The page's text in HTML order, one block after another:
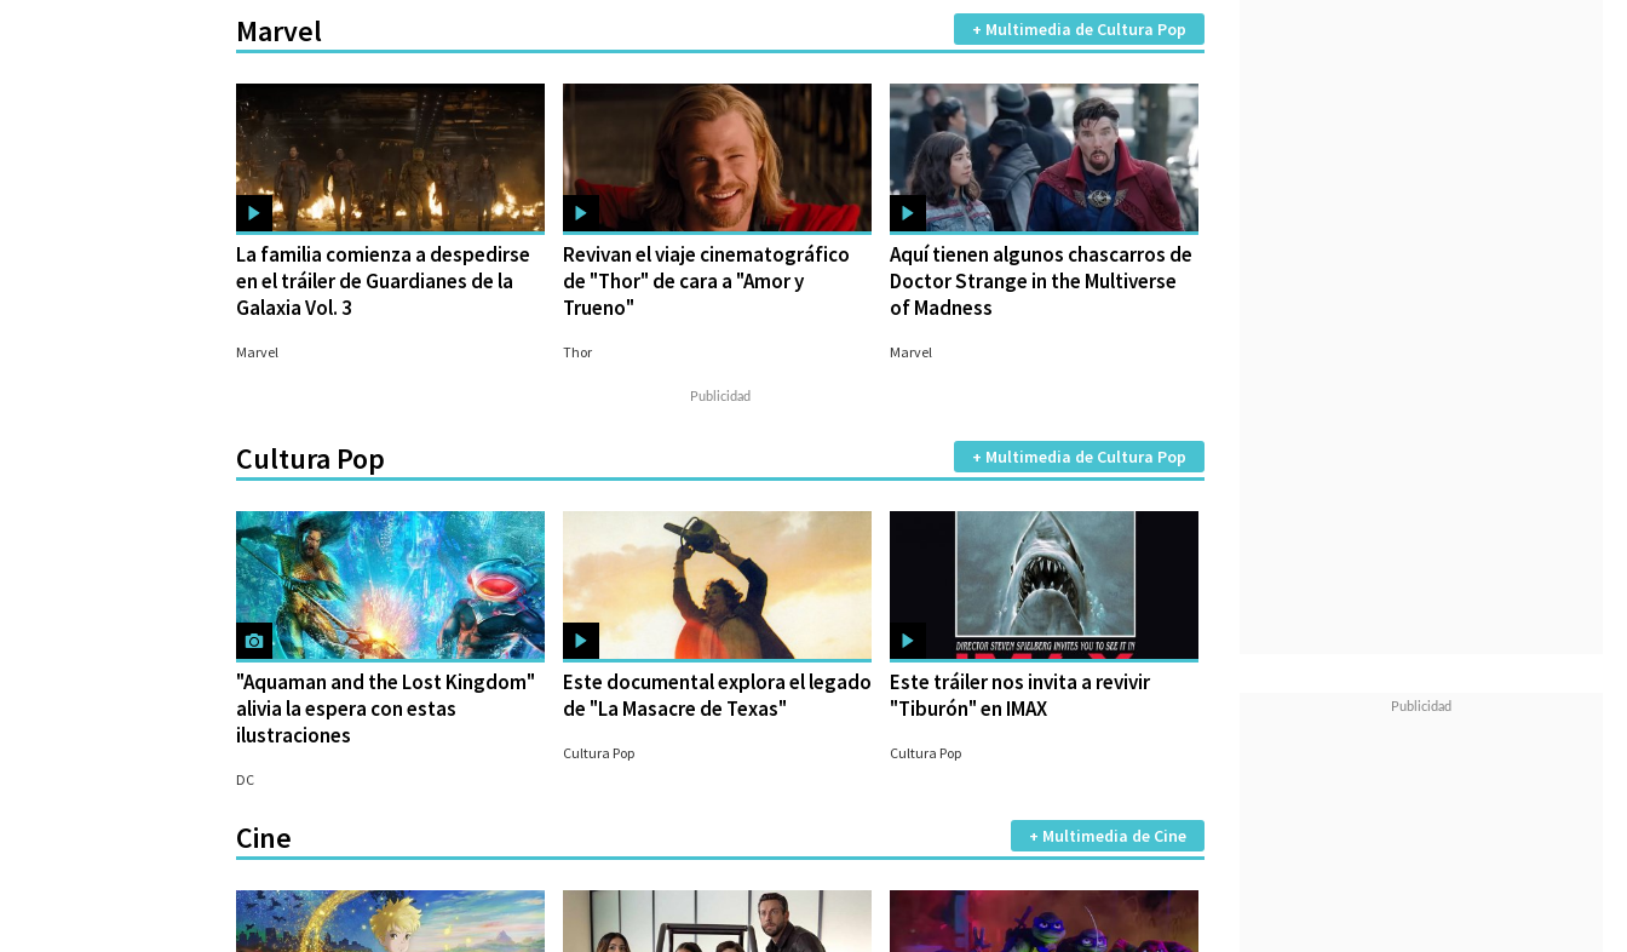
+ Multimedia de Cultura Pop
Marvel
La familia comienza a despedirse
en el tráiler de Guardianes de la
Galaxia Vol. 3
Marvel
Revivan el viaje cinematográfico
de "Thor" de cara a "Amor y
Trueno"
Thor
Aquí tienen algunos chascarros de
Doctor Strange in the Multiverse
of Madness
Marvel
+ Multimedia de Cultura Pop
Cultura Pop
"Aquaman and the Lost Kingdom"
alivia la espera con estas
ilustraciones
DC
Este documental explora el legado
de "La Masacre de Texas"
Cultura Pop
Este tráiler nos invita a revivir
"Tiburón" en IMAX
Cultura Pop
+ Multimedia de Cine
Cine